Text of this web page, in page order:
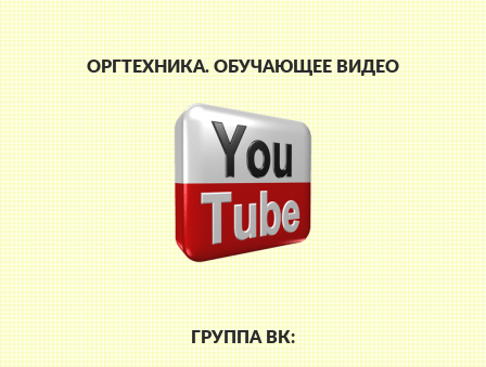
ОРГТЕХНИКА. ОБУЧАЮЩЕЕ ВИДЕО
ГРУППА ВК: